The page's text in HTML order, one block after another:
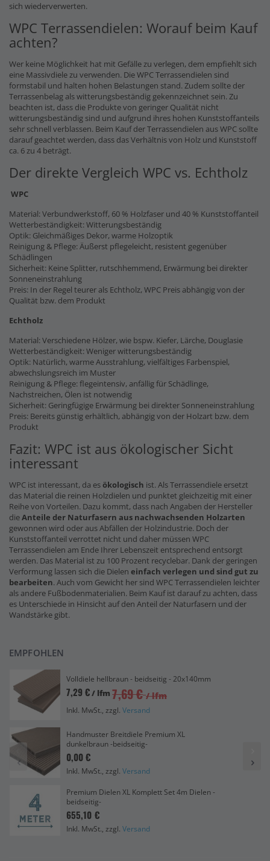
sich wiederverwerten.
WPC Terrassendielen: Worauf beim Kauf
achten?
Wer keine Möglichkeit hat mit Gefälle zu verlegen, dem empfiehlt sich
eine Massivdiele zu verwenden. Die WPC Terrassendielen sind
formstabil und halten hohen Belastungen stand. Zudem sollte der
Terrassenbelag als witterungsbeständig gekennzeichnet sein. Zu
beachten ist, dass die Produkte von geringer Qualität nicht
witterungsbeständig sind und aufgrund ihres hohen Kunststoffanteils
sehr schnell verblassen. Beim Kauf der Terrassendielen aus WPC sollte
darauf geachtet werden, dass das Verhältnis von Holz und Kunststoff
ca. 6 zu 4 beträgt.
Der direkte Vergleich WPC vs. Echtholz
WPC
Material: Verbundwerkstoff, 60 % Holzfaser und 40 % Kunststoffanteil
Wetterbeständigkeit: Witterungsbeständig
Optik: Gleichmäßiges Dekor, warme Holzoptik
Reinigung & Pflege: Äußerst pflegeleicht, resistent gegenüber
Schädlingen
Sicherheit: Keine Splitter, rutschhemmend, Erwärmung bei direkter
Sonneneinstrahlung
Preis: In der Regel teurer als Echtholz, WPC Preis abhängig von der
Qualität bzw. dem Produkt
Echtholz
Material: Verschiedene Hölzer, wie bspw. Kiefer, Lärche, Douglasie
Wetterbeständigkeit: Weniger witterungsbeständig
Optik: Natürlich, warme Ausstrahlung, vielfältiges Farbenspiel,
abwechslungsreich im Muster
Reinigung & Pflege: flegeintensiv, anfällig für Schädlinge,
Nachstreichen, Ölen ist notwendig
Sicherheit: Geringfügige Erwärmung bei direkter Sonneneinstrahlung
Preis: Bereits günstig erhältlich, abhängig von der Holzart bzw. dem
Produkt
Fazit: WPC ist aus ökologischer Sicht
interessant
WPC ist interessant, da esökologisch ist. Als Terrassendiele ersetzt
das Material die reinen Holzdielen und punktet gleichzeitig mit einer
Reihe von Vorteilen. Dazu kommt, dass nach Angaben der Hersteller
dieAnteile der Naturfasern aus nachwachsenden Holzarten
gewonnen wird oder aus Abfällen der Holzindustrie. Doch der
Kunststoffanteil verrottet nicht und daher müssen WPC
Terrassendielen am Ende Ihrer Lebenszeit entsprechend entsorgt
werden. Das Material ist zu 100 Prozent recyclebar. Dank der geringen
Verformung lassen sich die Dielen einfach verlegen und sind gut zu
bearbeiten. Auch vom Gewicht her sind WPC Terrassendielen leichter
als andere Fußbodenmaterialien. Beim Kauf ist darauf zu achten, dass
es Unterschiede in Hinsicht auf den Anteil der Naturfasern und der
Wandstärke gibt.
EMPFOHLEN
Volldiele hellbraun - beidseitig - 20x140mm
7,29 €/ lfm 7,69 € / lfm
Inkl. MwSt., zzgl. Versand
Handmuster Breitdiele Premium XL
dunkelbraun -beidseitig-
0,00 €
Inkl. MwSt., zzgl. Versand
Premium Dielen XL Komplett Set 4m Dielen -
beidseitig-
655,10 €
Inkl. MwSt., zzgl. Versand